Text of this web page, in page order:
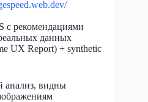
с рекомендациями
данных
UX Report) + synthetic
анализ, видны